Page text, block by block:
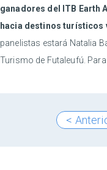
ganadores del ITB Earth
hacia destinos turísticos
panelistas estará Natalia
Turismo de Futaleufú.
<